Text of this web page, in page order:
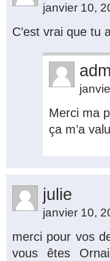
janvier 10,
C’est vrai que
Merci ma
ça m’a
julie
janvier 10,
merci pour vos
vous êtes